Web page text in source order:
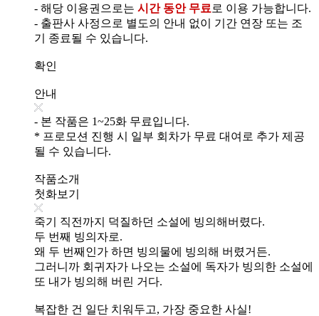
- 해당 이용권으로는 시간 동안 무료 로 이용 가능합니다.
- 출판사 사정으로 별도의 안내 없이 기간 연장 또는 조
기 종료될 수 있습니다.
확인
안내
- 본 작품은 1~25화 무료입니다.
* 프로모션 진행 시 일부 회차가 무료 대여로 추가 제공
될 수 있습니다.
작품소개
첫화보기
죽기 직전까지 덕질하던 소설에 빙의해버렸다.
두 번째 빙의자로.
왜 두 번째인가 하면 빙의물에 빙의해 버렸거든.
그러니까 회귀자가 나오는 소설에 독자가 빙의한 소설에
또 내가 빙의해 버린 거다.
복잡한 건 일단 치워두고, 가장 중요한 사실!